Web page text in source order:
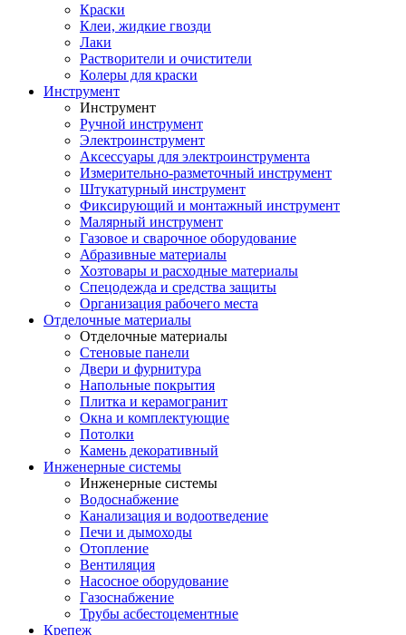
Краски
Клеи, жидкие гвозди
Лаки
Растворители и очистители
Колеры для краски
Инструмент
Инструмент
Ручной инструмент
Электроинструмент
Аксессуары для электроинструмента
Измерительно-разметочный инструмент
Штукатурный инструмент
Фиксирующий и монтажный инструмент
Малярный инструмент
Газовое и сварочное оборудование
Абразивные материалы
Хозтовары и расходные материалы
Спецодежда и средства защиты
Организация рабочего места
Отделочные материалы
Отделочные материалы
Стеновые панели
Двери и фурнитура
Напольные покрытия
Плитка и керамогранит
Окна и комплектующие
Потолки
Камень декоративный
Инженерные системы
Инженерные системы
Водоснабжение
Канализация и водоотведение
Печи и дымоходы
Отопление
Вентиляция
Насосное оборудование
Газоснабжение
Трубы асбестоцементные
Крепеж